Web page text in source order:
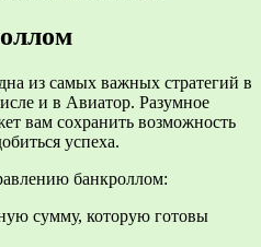
из самых важных стратегий в
и в Авиатор. Разумное
вам сохранить возможность
успеха.
банкроллом:
сумму, которую готовы